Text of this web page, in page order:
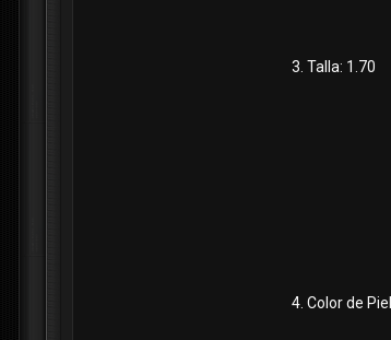
3. Talla: 1.70
4. Color de